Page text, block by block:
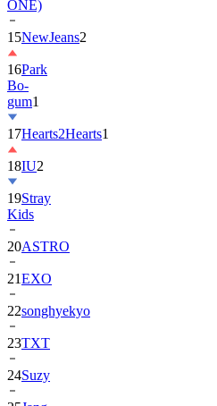
ONE)
15NewJeans2
16Park
Bo-
gum1
17Hearts2Hearts1
18IU2
19Stray
Kids
20ASTRO
21EXO
22songhyekyo
23TXT
24Suzy